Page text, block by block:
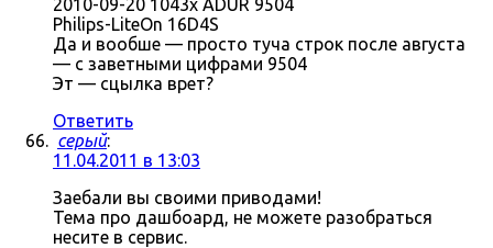
2010-09-20 1043x ADUR 9504
Philips-LiteOn 16D4S
Да и вообше — просто туча строк после августа
— с заветными цифрами 9504
Эт — сцылка врет?
Ответить
серый:
11.04.2011 в 13:03
Заебали вы своими приводами!
Тема про дашбоард, не можете разобраться
несите в сервис.